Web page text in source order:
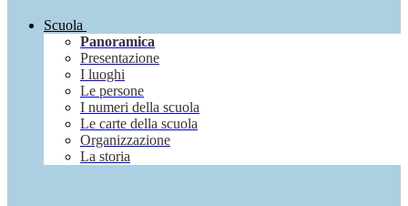
Scuola
Panoramica
Presentazione
I luoghi
Le persone
I numeri della scuola
Le carte della scuola
Organizzazione
La storia